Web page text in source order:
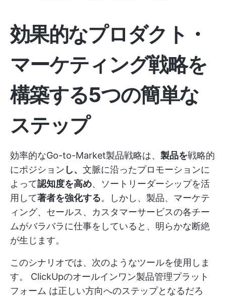
効果的なプロダクト・
マーケティング戦略を
構築する5つの簡単な
ステップ
効率的なGo-to-Market製品戦略は、 製品を戦略的
にポジション し、 文脈に沿ったプロモーションに
よって認知度を高め、ソートリーダーシップを活
用して著者を強化する。しかし、製品、マーケテ
ィング、セールス、カスタマーサービスの各チー
ムがバラバラに仕事をしていると、明らかな断絶
が生じます。
このシナリオでは、次のようなツールを使用しま
す。 ClickUpのオールインワン製品管理プラット
フォーム は正しい方向へのステップとなるだろ